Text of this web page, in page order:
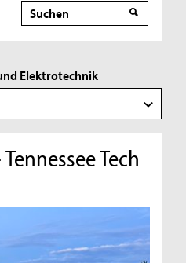
Suche
Suche
Elektrotechnik
Tech